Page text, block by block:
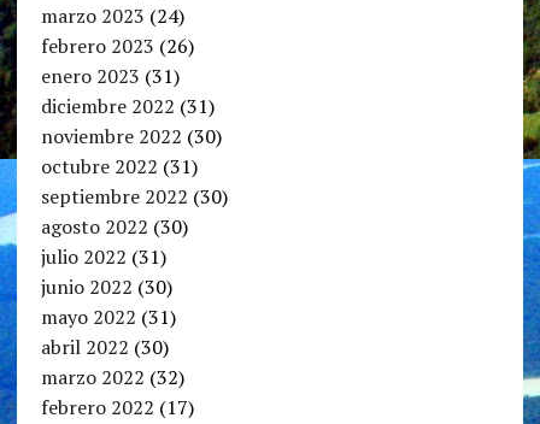
marzo 2023 (24)
febrero 2023 (26)
enero 2023 (31)
diciembre 2022 (31)
noviembre 2022 (30)
octubre 2022 (31)
septiembre 2022 (30)
agosto 2022 (30)
julio 2022 (31)
junio 2022 (30)
mayo 2022 (31)
abril 2022 (30)
marzo 2022 (32)
febrero 2022 (17)